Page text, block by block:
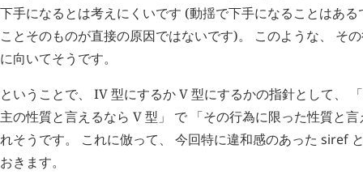
下手になるとは考えにくいです (動揺で下手になることはあ
ことそのものが直接の原因ではないです)。 このような、 そ
に向いてそうです。
ということで、 IV 型にするか V 型にするかの指針として、
主の性質と言えるなら V 型」 で 「その行為に限った性質と
れそうです。 これに倣って、 今回特に違和感のあった siref
おきます。